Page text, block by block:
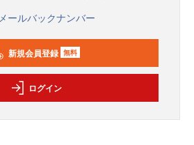
メールバックナンバー
新規会員登録 無料
ログイン